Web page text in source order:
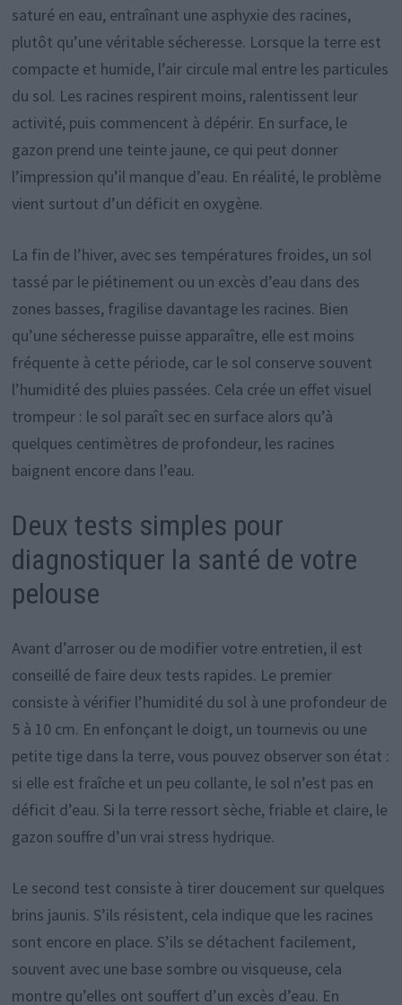
saturé en eau, entraînant une asphyxie des racines,
plutôt qu’une véritable sécheresse. Lorsque la terre est
compacte et humide, l’air circule mal entre les particules
du sol. Les racines respirent moins, ralentissent leur
activité, puis commencent à dépérir. En surface, le
gazon prend une teinte jaune, ce qui peut donner
l’impression qu’il manque d’eau. En réalité, le problème
vient surtout d’un déficit en oxygène.
La fin de l’hiver, avec ses températures froides, un sol
tassé par le piétinement ou un excès d’eau dans des
zones basses, fragilise davantage les racines. Bien
qu’une sécheresse puisse apparaître, elle est moins
fréquente à cette période, car le sol conserve souvent
l’humidité des pluies passées. Cela crée un effet visuel
trompeur : le sol paraît sec en surface alors qu’à
quelques centimètres de profondeur, les racines
baignent encore dans l’eau.
Deux tests simples pour
diagnostiquer la santé de votre
pelouse
Avant d’arroser ou de modifier votre entretien, il est
conseillé de faire deux tests rapides. Le premier
consiste à vérifier l’humidité du sol à une profondeur de
5 à 10 cm. En enfonçant le doigt, un tournevis ou une
petite tige dans la terre, vous pouvez observer son état :
si elle est fraîche et un peu collante, le sol n’est pas en
déficit d’eau. Si la terre ressort sèche, friable et claire, le
gazon souffre d’un vrai stress hydrique.
Le second test consiste à tirer doucement sur quelques
brins jaunis. S’ils résistent, cela indique que les racines
sont encore en place. S’ils se détachent facilement,
souvent avec une base sombre ou visqueuse, cela
montre qu’elles ont souffert d’un excès d’eau. En